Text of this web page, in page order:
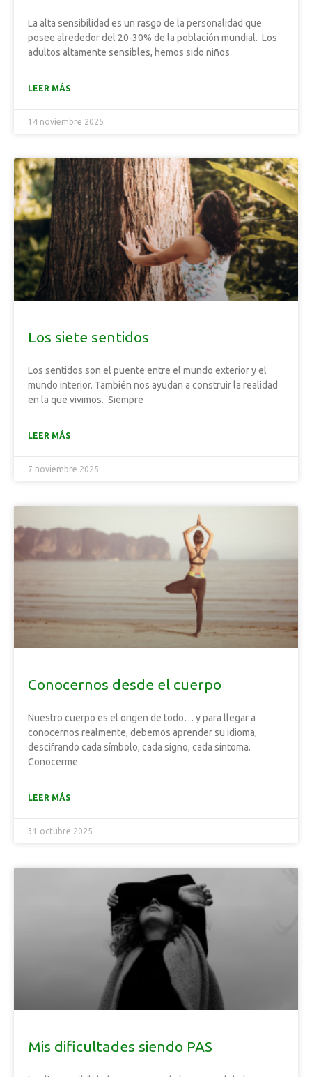
La alta sensibilidad es un rasgo de la personalidad que
posee alrededor del 20-30% de la población mundial. Los
adultos altamente sensibles, hemos sido niños
LEER MÁS
14 noviembre 2025
Los siete sentidos
Los sentidos son el puente entre el mundo exterior y el
mundo interior. También nos ayudan a construir la realidad
en la que vivimos. Siempre
LEER MÁS
7 noviembre 2025
Conocernos desde el cuerpo
Nuestro cuerpo es el origen de todo… y para llegar a
conocernos realmente, debemos aprender su idioma,
descifrando cada símbolo, cada signo, cada síntoma.
Conocerme
LEER MÁS
31 octubre 2025
Mis dificultades siendo PAS